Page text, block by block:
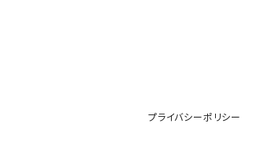
プライバシーポリシー